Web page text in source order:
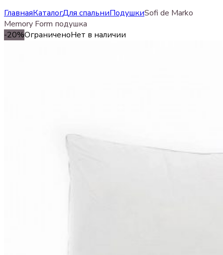
ГлавнаяКаталогДля спальниПодушкиSofi de Marko
Memory Form подушка
-20%ОграниченоНет в наличии